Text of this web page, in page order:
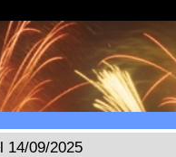
14/09/2025